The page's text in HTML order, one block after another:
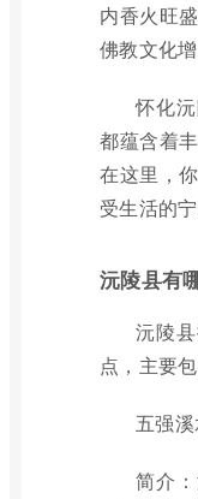
内香火旺
佛教文化
怀化
都蕴含着
在这里，
受生活的宁
沅陵县有
沅陵
点，主要包
五强溪
简介